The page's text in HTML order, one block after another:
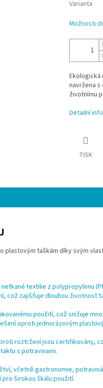
Varianta
Možnosti
Ekologická
navržena
životnímu
Detailní
TISK
plastovým taškám díky svým
textilie z polypropylenu
což zajišťuje dlouhou životnost
použití, což snižuje
oproti jednorázovým
roztržení jsou certifikovány,
s potravinami.
včetně gastronomie,
širokou škálu použití.